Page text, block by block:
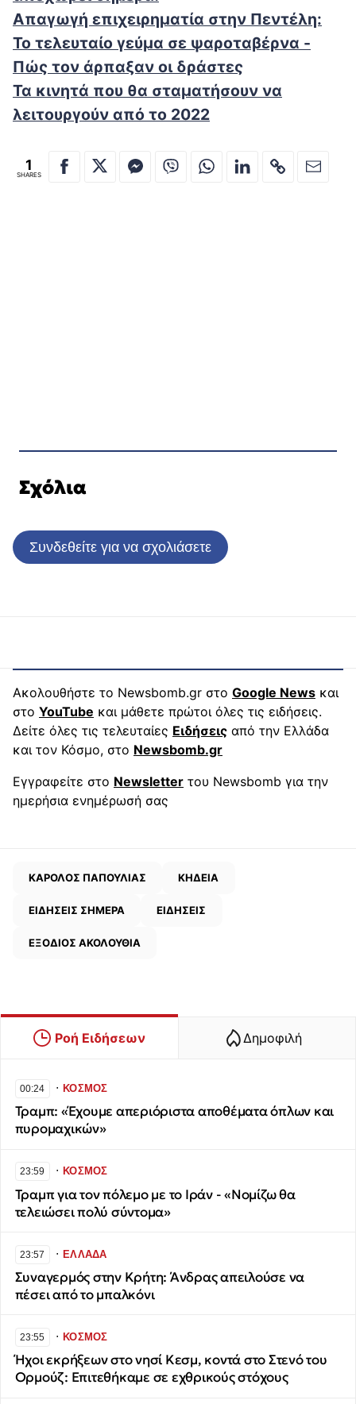
Απαγωγή επιχειρηματία στην Πεντέλη:
Το τελευταίο γεύμα σε ψαροταβέρνα -
Πώς τον άρπαξαν οι δράστες
Τα κινητά που θα σταματήσουν να
λειτουργούν από το 2022
1
SHARES
Σχόλια
Συνδεθείτε για να σχολιάσετε
Ακολουθήστε το Newsbomb.gr στο Google News και
στο YouTube και μάθετε πρώτοι όλες τις ειδήσεις.
Δείτε όλες τις τελευταίες Ειδήσεις από την Ελλάδα
και τον Κόσμο, στο Newsbomb.gr
Εγγραφείτε στο Newsletter του Newsbomb για την
ημερήσια ενημέρωσή σας
ΚΑΡΟΛΟΣ ΠΑΠΟΥΛΙΑΣ ΚΗΔΕΙΑ
ΕΙΔΗΣΕΙΣ ΣΗΜΕΡΑ ΕΙΔΗΣΕΙΣ
ΕΞΟΔΙΟΣ ΑΚΟΛΟΥΘΙΑ
Ροή Ειδήσεων Δημοφιλή
00:24 ∙ΚΟΣΜΟΣ
Τραμπ: «Έχουμε απεριόριστα αποθέματα όπλων και
πυρομαχικών»
23:59 ∙ΚΟΣΜΟΣ
Τραμπ για τον πόλεμο με το Ιράν - «Νομίζω θα
τελειώσει πολύ σύντομα»
23:57 ∙ΕΛΛΑΔΑ
Συναγερμός στην Κρήτη: Άνδρας απειλούσε να
πέσει από το μπαλκόνι
23:55 ∙ΚΟΣΜΟΣ
Ήχοι εκρήξεων στο νησί Κεσμ, κοντά στο Στενό του
Ορμούζ: Επιτεθήκαμε σε εχθρικούς στόχους